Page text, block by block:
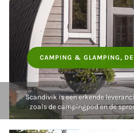
CAMPING & GLAMPING,
Scandivik is een erkende
zoals de campingpod en de